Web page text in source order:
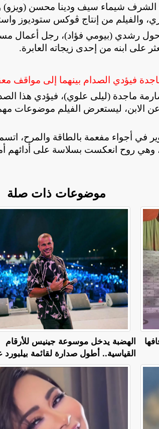
الشرف شيماء سيف ودينا محسن (ويزو)
والفيلم من إنتاج ڤوكس ستوديوز
رشدي (بيومي فؤاد)، رجل أعمال
على ابنه من إحدى زيجاته العابرة.
فيؤدي الصدام بينهما إلى مواقف
ماجدة (ليلى علوي)، فيؤدي هذا
الابن، ليستعرض الفيلم موضوعات
في أجواء مفعمة بالطاقة والمرح،
وهي روح انعكست بسلاسة على أدائهم
موضوعات ذات صلة
الهضبة يدخل موسوعة جينيس للأرقام
القياسية.. أطول صدارة لقائمة بيلبورد